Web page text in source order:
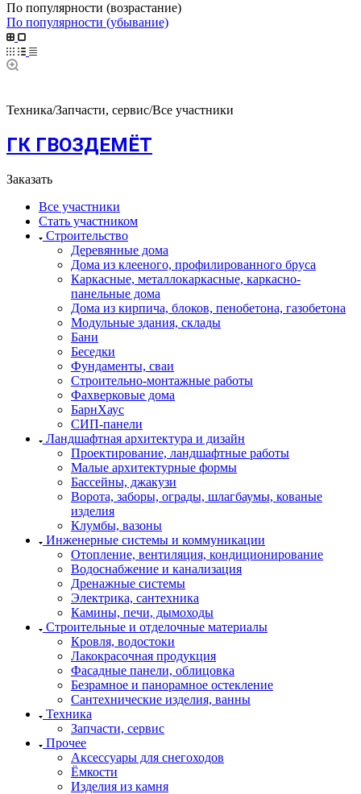
По популярности (возрастание)
По популярности (убывание)
Техника/Запчасти, сервис/Все участники
ГК ГВОЗДЕМЁТ
Заказать
Все участники
Стать участником
Строительство
Деревянные дома
Дома из клееного, профилированного бруса
Каркасные, металлокаркасные, каркасно-
панельные дома
Дома из кирпича, блоков, пенобетона, газобетона
Модульные здания, склады
Бани
Беседки
Фундаменты, сваи
Строительно-монтажные работы
Фахверковые дома
БарнХаус
СИП-панели
Ландшафтная архитектура и дизайн
Проектирование, ландшафтные работы
Малые архитектурные формы
Бассейны, джакузи
Ворота, заборы, ограды, шлагбаумы, кованые
изделия
Клумбы, вазоны
Инженерные системы и коммуникации
Отопление, вентиляция, кондиционирование
Водоснабжение и канализация
Дренажные системы
Электрика, сантехника
Камины, печи, дымоходы
Строительные и отделочные материалы
Кровля, водостоки
Лакокрасочная продукция
Фасадные панели, облицовка
Безрамное и панорамное остекление
Сантехнические изделия, ванны
Техника
Запчасти, сервис
Прочее
Аксессуары для снегоходов
Ёмкости
Изделия из камня